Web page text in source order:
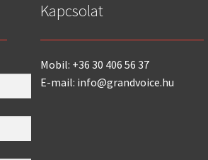
Kapcsolat
Mobil: +36 30 406 56 37
E-mail: info@grandvoice.hu